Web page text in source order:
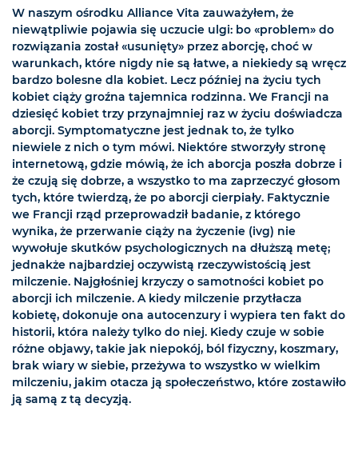
W naszym ośrodku Alliance Vita zauważyłem, że
niewątpliwie pojawia się uczucie ulgi: bo «problem» do
rozwiązania został «usunięty» przez aborcję, choć w
warunkach, które nigdy nie są łatwe, a niekiedy są wręcz
bardzo bolesne dla kobiet. Lecz później na życiu tych
kobiet ciąży groźna tajemnica rodzinna. We Francji na
dziesięć kobiet trzy przynajmniej raz w życiu doświadcza
aborcji. Symptomatyczne jest jednak to, że tylko
niewiele z nich o tym mówi. Niektóre stworzyły stronę
internetową, gdzie mówią, że ich aborcja poszła dobrze i
że czują się dobrze, a wszystko to ma zaprzeczyć głosom
tych, które twierdzą, że po aborcji cierpiały. Faktycznie
we Francji rząd przeprowadził badanie, z którego
wynika, że przerwanie ciąży na życzenie (ivg) nie
wywołuje skutków psychologicznych na dłuższą metę;
jednakże najbardziej oczywistą rzeczywistością jest
milczenie. Najgłośniej krzyczy o samotności kobiet po
aborcji ich milczenie. A kiedy milczenie przytłacza
kobietę, dokonuje ona autocenzury i wypiera ten fakt do
historii, która należy tylko do niej. Kiedy czuje w sobie
różne objawy, takie jak niepokój, ból fizyczny, koszmary,
brak wiary w siebie, przeżywa to wszystko w wielkim
milczeniu, jakim otacza ją społeczeństwo, które zostawiło
ją samą z tą decyzją.